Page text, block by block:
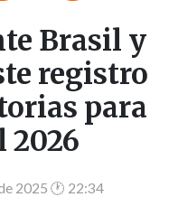
Brasil y
registro
para
2025 🕐 22:34